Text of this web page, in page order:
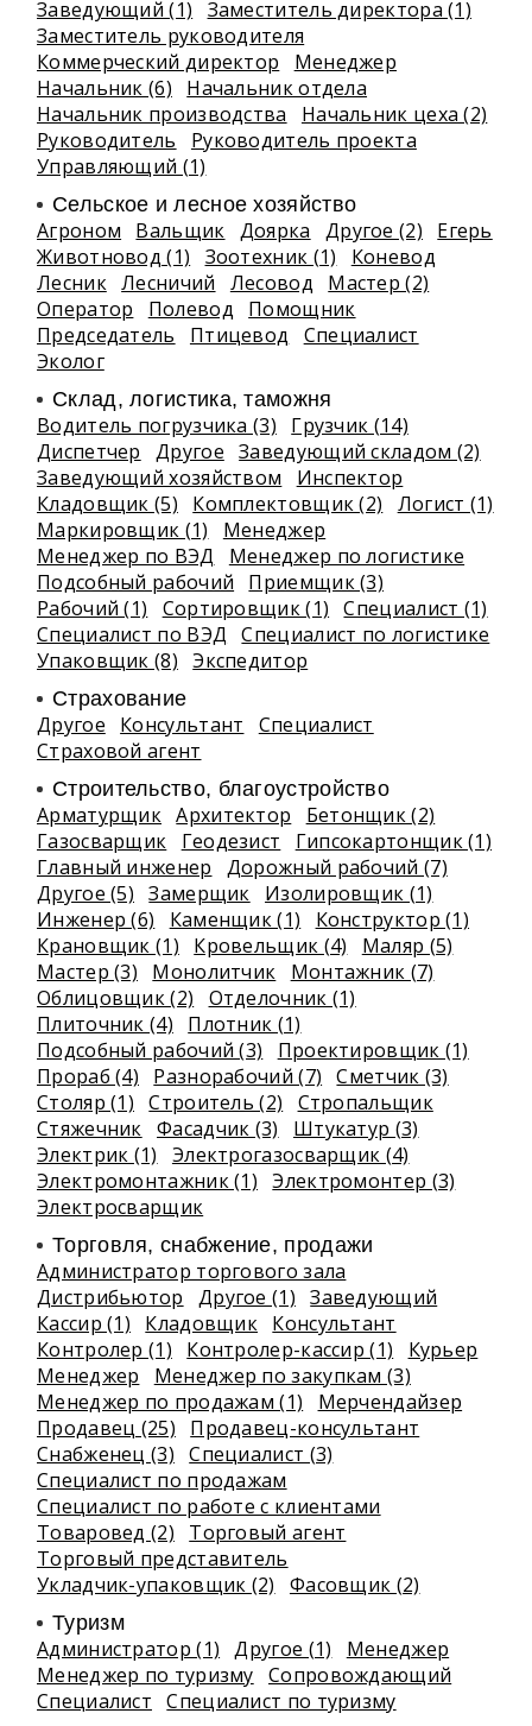
Заведующий (1)
Заместитель директора (1)
Заместитель руководителя
Коммерческий директор
Менеджер
Начальник (6)
Начальник отдела
Начальник производства
Начальник цеха (2)
Руководитель
Руководитель проекта
Управляющий (1)
Сельское и лесное хозяйство
Агроном Вальщик Доярка Другое (2)
Егерь
Животновод (1)
Зоотехник (1)
Коневод
Лесник Лесничий Лесовод
Мастер (2)
Оператор
Полевод
Помощник
Председатель
Птицевод
Специалист
Эколог
Склад, логистика, таможня
Водитель погрузчика (3)
Грузчик (14)
Диспетчер
Другое Заведующий складом (2)
Заведующий хозяйством
Инспектор
Кладовщик (5)
Комплектовщик (2)
Логист (1)
Маркировщик (1)
Менеджер
Менеджер по ВЭД
Менеджер по логистике
Подсобный рабочий
Приемщик (3)
Рабочий (1)
Сортировщик (1)
Специалист (1)
Специалист по ВЭД
Специалист по логистике
Упаковщик (8)
Экспедитор
Страхование
Другое Консультант
Специалист
Страховой агент
Строительство, благоустройство
Арматурщик Архитектор
Бетонщик (2)
Газосварщик
Геодезист
Гипсокартонщик (1)
Главный инженер
Дорожный рабочий (7)
Другое (5)
Замерщик
Изолировщик (1)
Инженер (6)
Каменщик (1)
Конструктор (1)
Крановщик (1)
Кровельщик (4)
Маляр (5)
Мастер (3)
Монолитчик
Монтажник (7)
Облицовщик (2)
Отделочник (1)
Плиточник (4)
Плотник (1)
Подсобный рабочий (3)
Проектировщик (1)
Прораб (4)
Разнорабочий (7)
Сметчик (3)
Столяр (1)
Строитель (2)
Стропальщик
Стяжечник Фасадчик (3)
Штукатур (3)
Электрик (1)
Электрогазосварщик (4)
Электромонтажник (1)
Электромонтер (3)
Электросварщик
Торговля, снабжение, продажи
Администратор торгового зала
Дистрибьютор
Другое (1)
Заведующий
Кассир (1)
Кладовщик Консультант
Контролер (1)
Контролер-кассир (1)
Курьер
Менеджер
Менеджер по закупкам (3)
Менеджер по продажам (1)
Мерчендайзер
Продавец (25)
Продавец-консультант
Снабженец (3)
Специалист (3)
Специалист по продажам
Специалист по работе с клиентами
Товаровед (2)
Торговый агент
Торговый представитель
Укладчик-упаковщик (2)
Фасовщик (2)
Туризм
Администратор (1) Другое (1)
Менеджер
Менеджер по туризму Сопровождающий
Специалист
Специалист по туризму